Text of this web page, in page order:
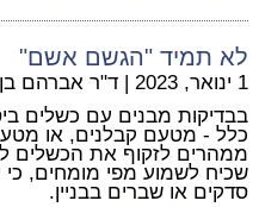
לא תמיד "הגשם אשם"
1 ינואר, 2023 | ד"ר אברהם
בבדיקות מבנים עם כשלים
כלל - מטעם קבלנים, או
ממהרים לזקוף את הכשלים
שכיח לשמוע מפי מומחים, כי
סדקים או שברים בבניין.